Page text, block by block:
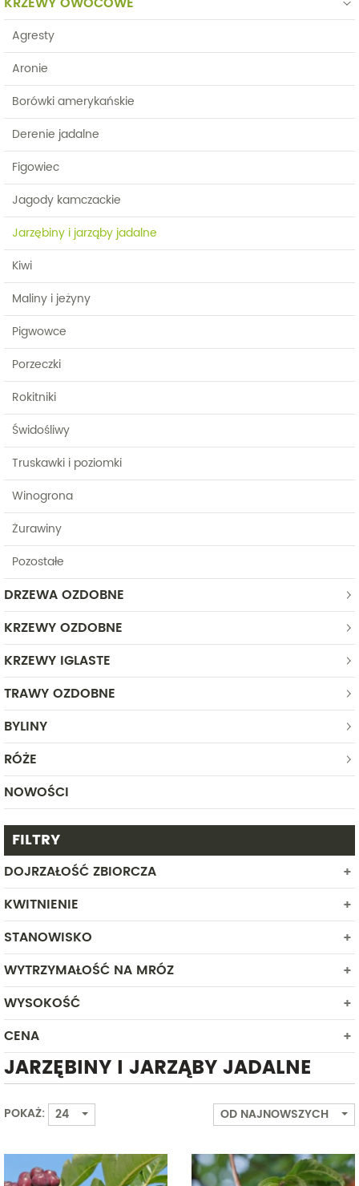
Agresty
Aronie
Borówki amerykańskie
Derenie jadalne
Figowiec
Jagody kamczackie
Jarzębiny i jarząby jadalne
Kiwi
Maliny i jeżyny
Pigwowce
Porzeczki
Rokitniki
Świdośliwy
Truskawki i poziomki
Winogrona
Żurawiny
Pozostałe
DRZEWA OZDOBNE
KRZEWY OZDOBNE
KRZEWY IGLASTE
TRAWY OZDOBNE
BYLINY
RÓŻE
NOWOŚCI
FILTRY
DOJRZAŁOŚĆ ZBIORCZA
WRZESIEŃ
PAŹDZIERNIK
KWITNIENIE
MAJ
CZERWIEC
STANOWISKO
PÓŁCIEŃ
SŁONECZNE
WYTRZYMAŁOŚĆ NA MRÓZ
DUŻA
WYSOKOŚĆ
Od
CENA
Od Do
JARZĘBINY I JARZĄBY JADALNE
POKAŻ: 24 OD NAJNOWSZYCH